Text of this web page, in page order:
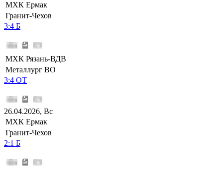
МХК Ермак
Гранит-Чехов
3:4 Б
МХК Рязань-ВДВ
Металлург ВО
3:4 ОТ
26.04.2026, Вс
МХК Ермак
Гранит-Чехов
2:1 Б